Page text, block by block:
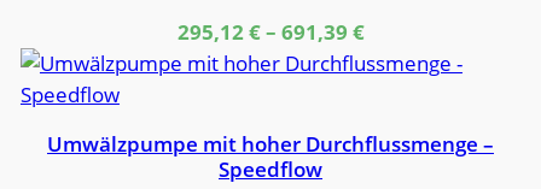
295,12€– 691,39 €
Umwälzpumpe mit hoher Durchflussmenge –
Speedflow